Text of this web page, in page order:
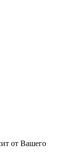
от Вашего